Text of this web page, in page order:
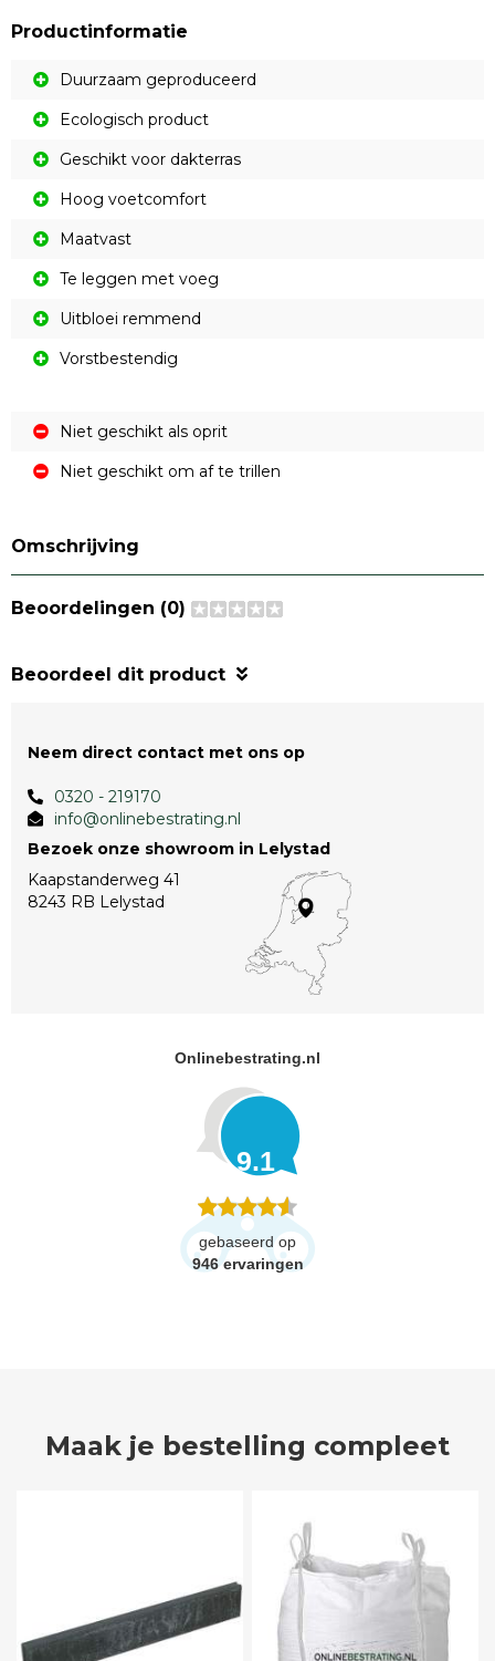
Productinformatie
Duurzaam geproduceerd
Ecologisch product
Geschikt voor dakterras
Hoog voetcomfort
Maatvast
Te leggen met voeg
Uitbloei remmend
Vorstbestendig
Niet geschikt als oprit
Niet geschikt om af te trillen
Omschrijving
Beoordelingen (0)
Beoordeel dit product
Neem direct contact met ons op
0320 - 219170
info@onlinebestrating.nl
Bezoek onze showroom in Lelystad
Kaapstanderweg 41
8243 RB Lelystad
Onlinebestrating.nl
9.1
gebaseerd op
946 ervaringen
Maak je bestelling compleet